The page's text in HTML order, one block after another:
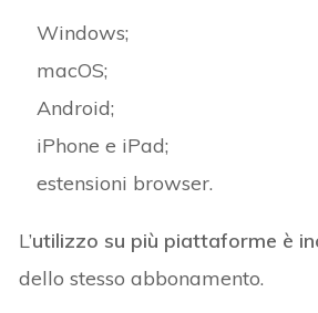
Windows;
macOS;
Android;
iPhone e iPad;
estensioni browser.
L’utilizzo su più piattaforme è
dello stesso abbonamento.